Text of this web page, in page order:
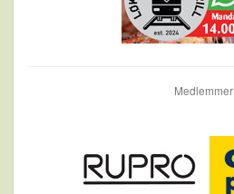
Medlemmer